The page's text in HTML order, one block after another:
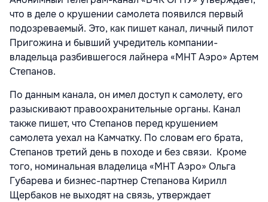
что в деле о крушении самолета появился первый
подозреваемый. Это, как пишет канал, личный пилот
Пригожина и бывший учредитель компании-
владельца разбившегося лайнера «МНТ Аэро» Артем
Степанов.
По данным канала, он имел доступ к самолету, его
разыскивают правоохранительные органы. Канал
также пишет, что Степанов перед крушением
самолета уехал на Камчатку. По словам его брата,
Степанов третий день в походе и без связи. Кроме
того, номинальная владелица «МНТ Аэро» Ольга
Губарева и бизнес-партнер Степанова Кирилл
Щербаков не выходят на связь, утверждает